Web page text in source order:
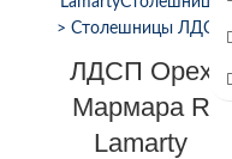
ЛДСП Орех
Мармара R
Lamarty